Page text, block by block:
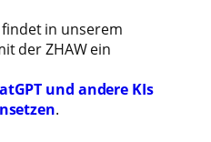
in unserem
der ZHAW ein
und andere KIs
.